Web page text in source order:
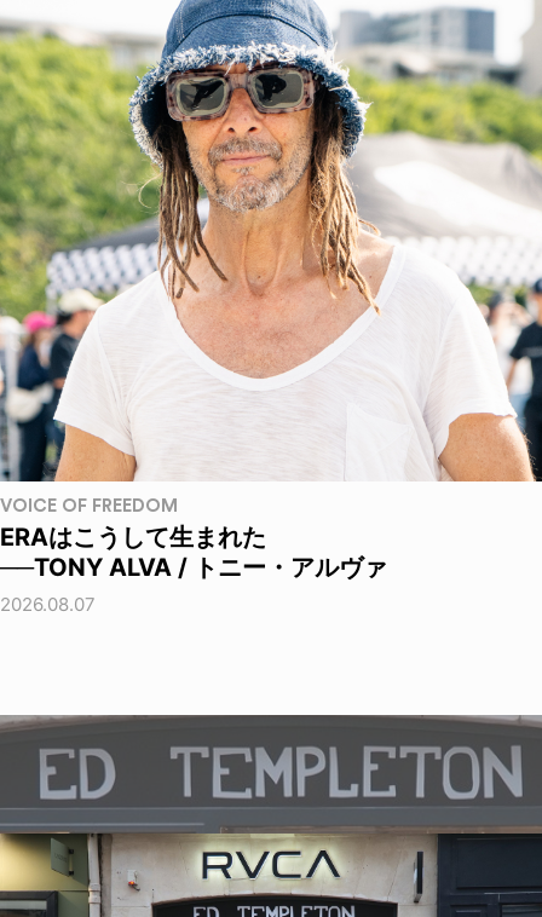
VOICE OF FREEDOM
ERAはこうして生まれた
──TONY ALVA / トニー・アルヴァ
2026.08.07